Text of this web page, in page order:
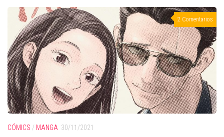
2 Comentarios
CÓMICS / MANGA 30/11/2021